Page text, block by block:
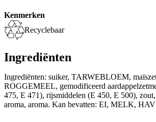
Kenmerken
Recyclebaar
Ingrediënten
Ingrediënten: suiker, TARWEBLOEM,
ROGGEMEEL, gemodificeerd
475, E 471), rijsmiddelen (E 450, E 500),
aroma, aroma. Kan bevatten: EI, MELK,